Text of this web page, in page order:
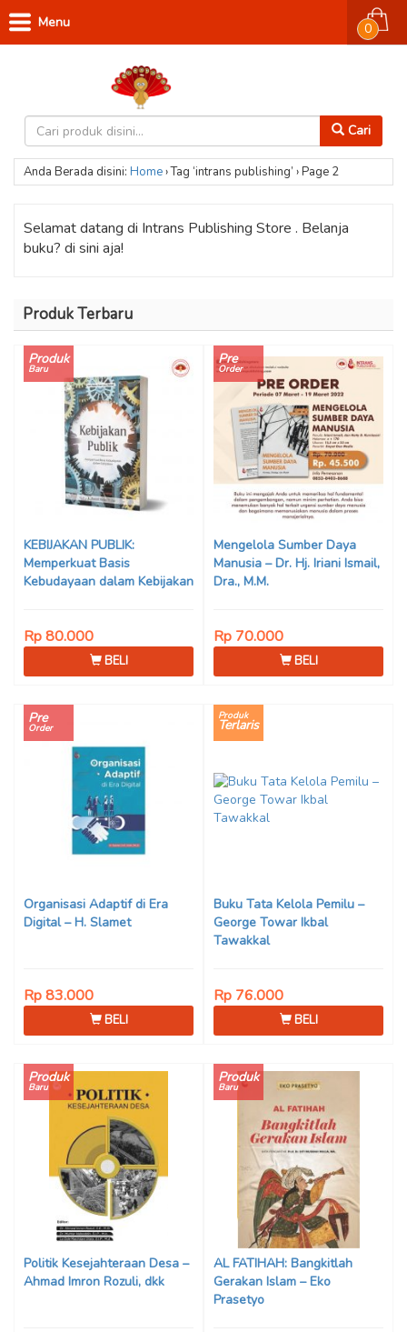
Cari
0
Menu
Anda Berada disini: Home›Tag ‘intrans publishing’ ›Page 2
Selamat datang di Intrans Publishing Store . Belanja
buku? di sini aja!
Produk Terbaru
Produk
Baru
KEBIJAKAN PUBLIK:
Memperkuat Basis
Kebudayaan dalam Kebijakan
Rp 80.000
BELI
Pre
Order
Mengelola Sumber Daya
Manusia – Dr. Hj. Iriani Ismail,
Dra., M.M.
Rp 70.000
BELI
Pre
Order
Organisasi Adaptif di Era
Digital – H. Slamet
Rp 83.000
BELI
Produk
Terlaris
Buku Tata Kelola Pemilu –
‪George Towar Ikbal
Tawakkal‬
Rp 76.000
BELI
Produk
Baru
Politik Kesejahteraan Desa –
Ahmad Imron Rozuli, dkk
Produk
Baru
AL FATIHAH: Bangkitlah
Gerakan Islam – Eko
Prasetyo